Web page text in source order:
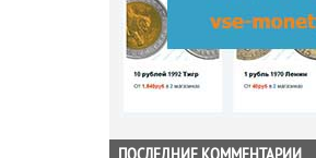
ПОСЛЕДНИЕ КОММЕНТАРИИ